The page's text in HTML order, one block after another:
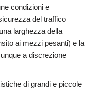
condizioni e
del traffico
larghezza della
ai mezzi pesanti) e la
a discrezione
di grandi e piccole